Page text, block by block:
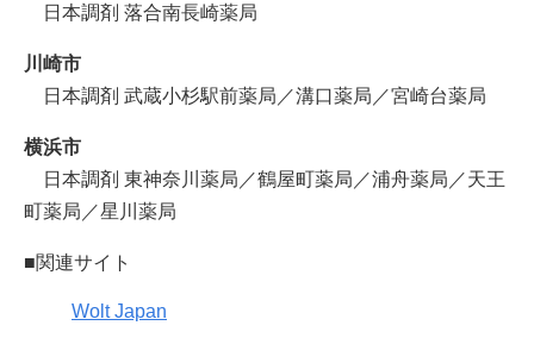
日本調剤 落合南長崎薬局
川崎市
日本調剤 武蔵小杉駅前薬局／溝口薬局／宮崎台薬局
横浜市
日本調剤 東神奈川薬局／鶴屋町薬局／浦舟薬局／天王
町薬局／星川薬局
■関連サイト
Wolt Japan